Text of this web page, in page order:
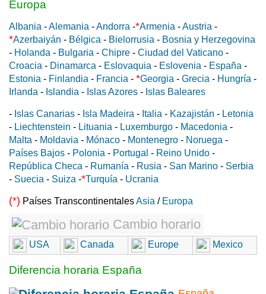
Europa
Albania -Alemania -Andorra -*Armenia -Austria -
*Azerbaiyán - Bélgica - Bielorrusia - Bosnia y Herzegovina
- Holanda - Bulgaria - Chipre - Ciudad del Vaticano -
Croacia - Dinamarca - Eslovaquia - Eslovenia - España -
Estonia - Finlandia - Francia - *Georgia - Grecia - Hungría -
Irlanda - Islandia - Islas Azores - Islas Baleares
- Islas Canarias - Isla Madeira - Italia - Kazajistán - Letonia
- Liechtenstein - Lituania - Luxemburgo - Macedonia -
Malta - Moldavia - Mónaco - Montenegro - Noruega -
Países Bajos - Polonia - Portugal - Reino Unido -
República Checa - Rumanía - Rusia - San Marino - Serbia
- Suecia - Suiza -*Turquía - Ucrania
(*) Países TranscontinentalesAsia / Europa
Cambio horario
USA Canada Europe Mexico
Diferencia horaria España